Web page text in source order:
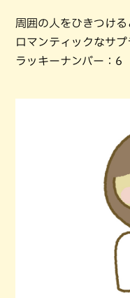
周囲の人をひきつける
ロマンティックなサ
ラッキーナンバー：6